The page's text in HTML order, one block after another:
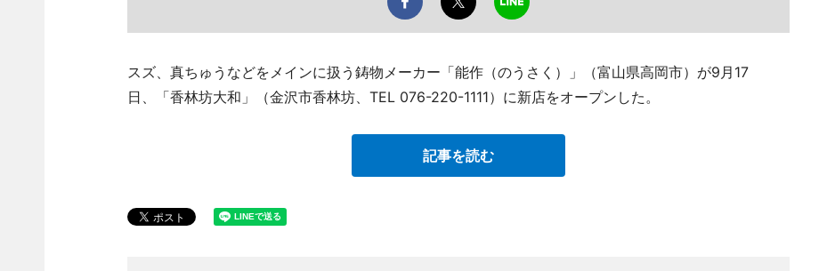
スズ、真ちゅうなどをメインに扱う鋳物メーカー「能作（のうさく）」（富山県高岡市）が9月17
日、「香林坊大和」（金沢市香林坊、TEL 076-220-1111）に新店をオープンした。
記事を読む